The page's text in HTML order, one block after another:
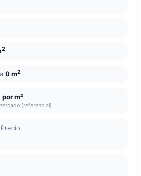
2
0 m2
por m²
(referencial)
Precio